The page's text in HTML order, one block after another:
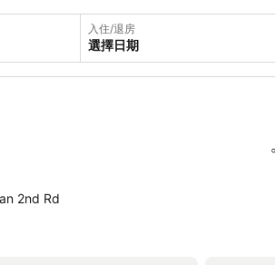
入住/退房
選擇日期
2nd Rd